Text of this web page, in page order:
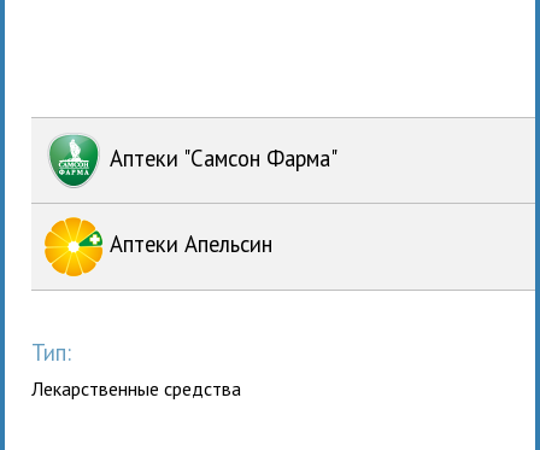
Аптеки "Самсон Фарма"
Аптеки Апельсин
Тип:
Лекарственные средства